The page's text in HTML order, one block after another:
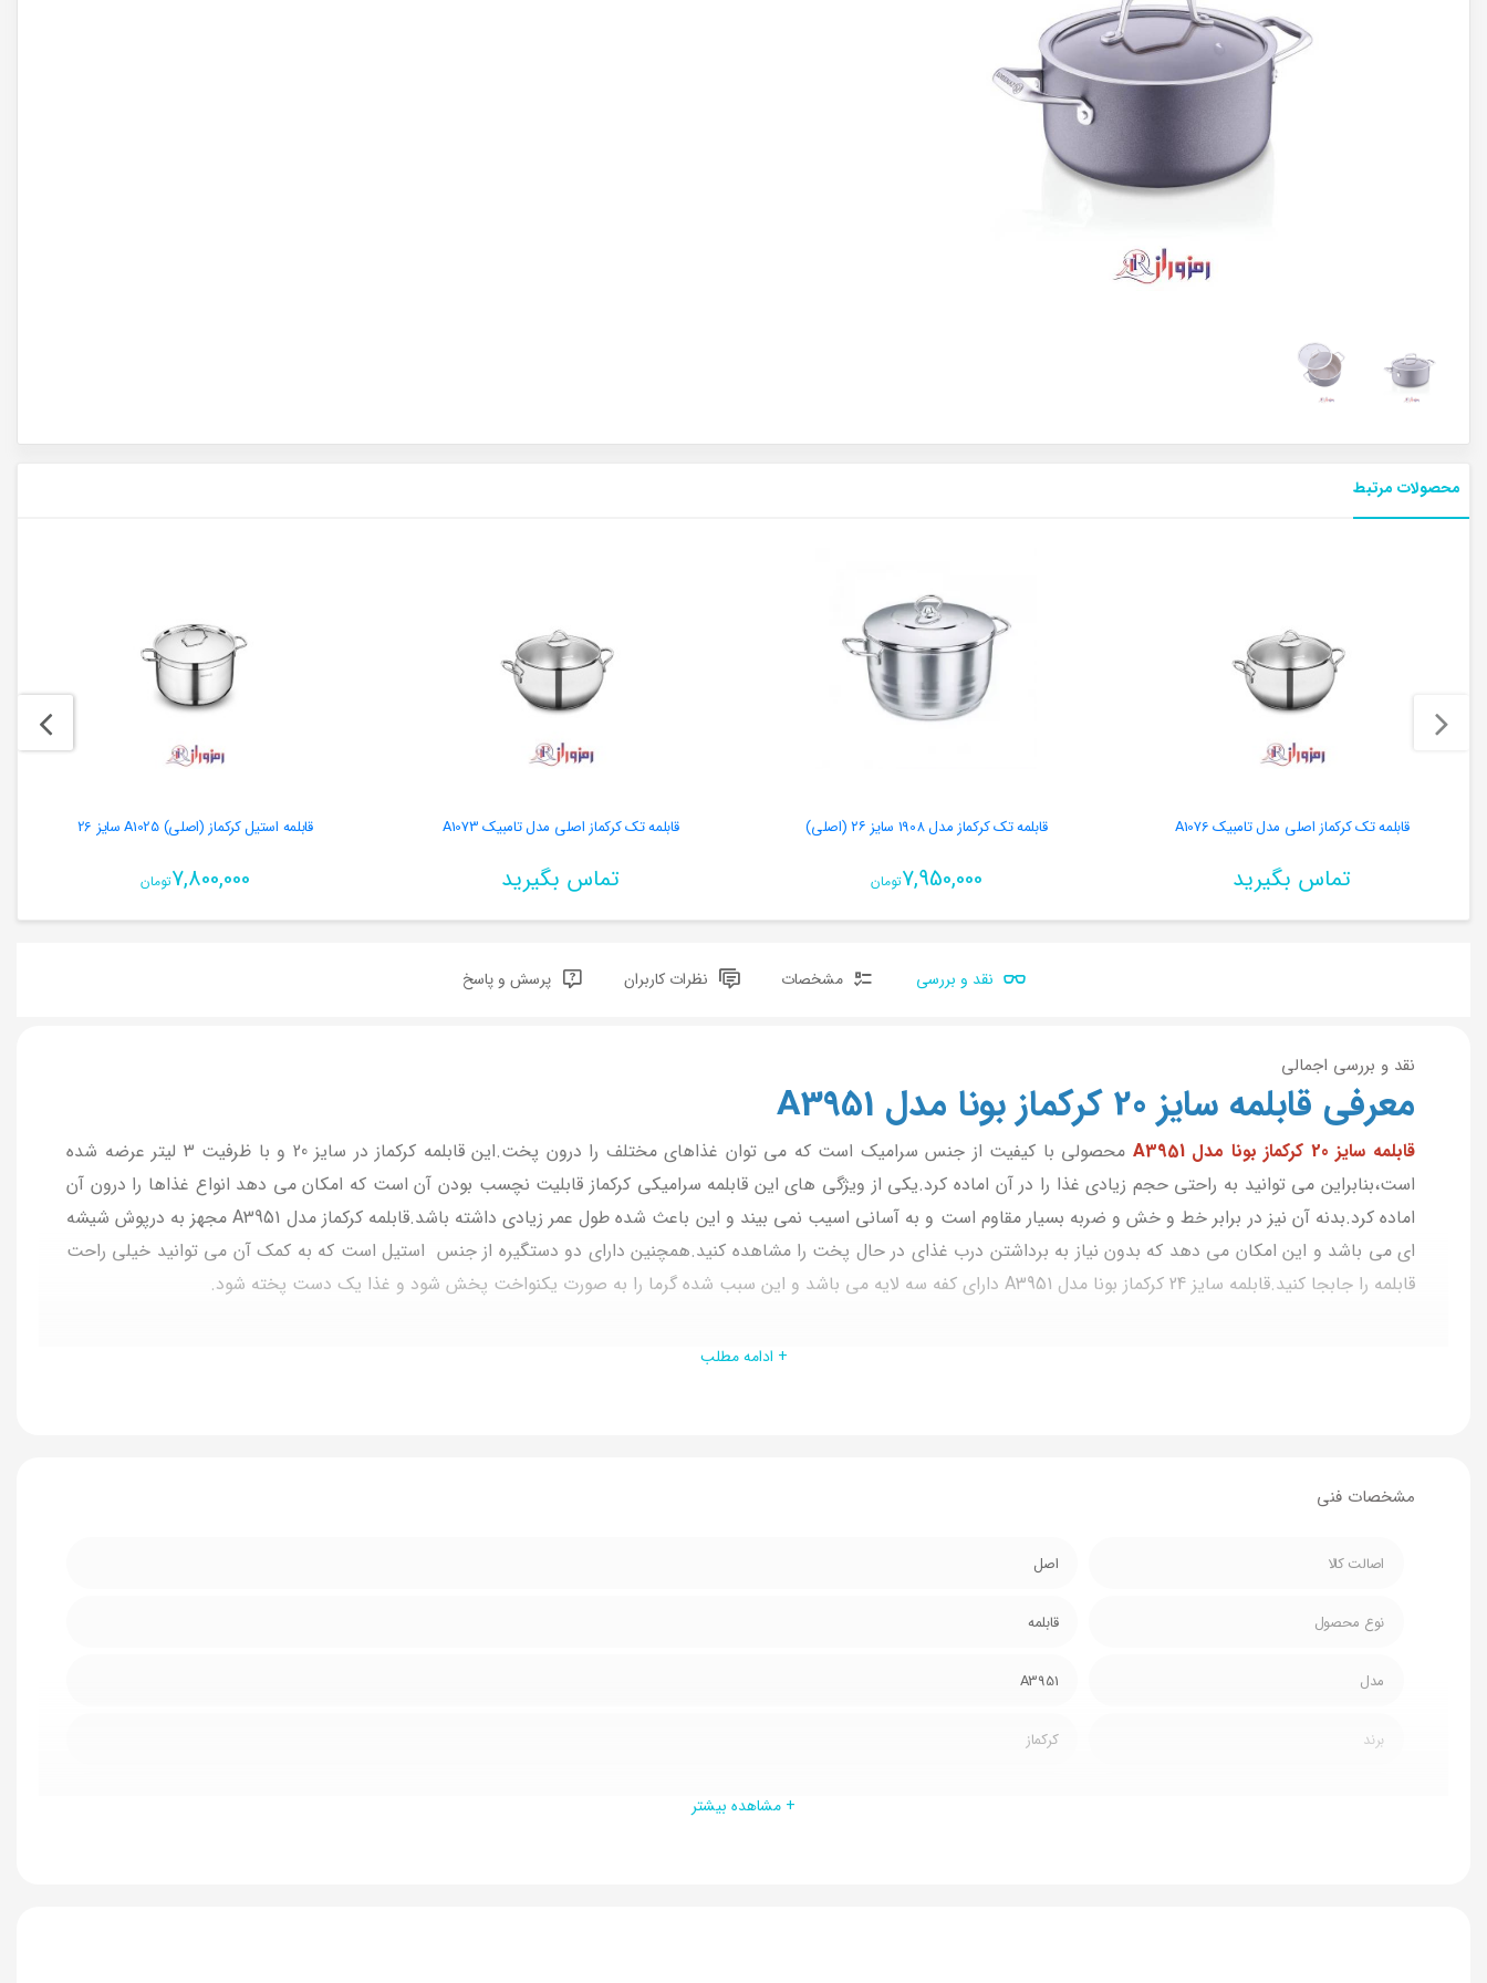
محصولات مرتبط
قابلمه تک کرکماز اصلی مدل تامبیک A1076
تماس بگیرید
قابلمه تک کرکماز مدل 1908 سایز ۲۶ (اصلی)
7,950,000تومان
قابلمه تک کرکماز اصلی مدل تامبیک A1073
تماس بگیرید
قابلمه استیل کرکماز (اصلی) A1025 سایز 26
7,800,000تومان
نقد و بررسی مشخصات نظرات کاربران پرسش و پاسخ
نقد و بررسی اجمالی
معرفی قابلمه سایز 20 کرکماز بونا مدل A3951
قابلمه سایز 20 کرکماز بونا مدل A3951
محصولی با کیفیت از جنس سرامیک است که می توان غذاهای مختلف را درون پخت.این قابلمه کرکماز در سایز 20 و با ظرفیت 3 لیتر عرضه شده
است،بنابراین می توانید به راحتی حجم زیادی غذا را در آن اماده کرد.یکی از ویژگی های این قابلمه سرامیکی کرکماز قابلیت نچسب بودن آن است که امکان می دهد انواع غذاها را درون آن
اماده کرد.بدنه آن نیز در برابر خط و خش و ضربه بسیار مقاوم است و به آسانی اسیب نمی بیند و این باعث شده طول عمر زیادی داشته باشد.قابلمه کرکماز مدل A3951 مجهز به درپوش شیشه
ای می باشد و این امکان می دهد که بدون نیاز به برداشتن درب غذای در حال پخت را مشاهده کنید.همچنین دارای دو دستگیره از جنس استیل است که به کمک آن می توانید خیلی راحت
قابلمه را جابجا کنید.قابلمه سایز 24 کرکماز بونا مدل A3951 دارای کفه سه لایه می باشد و این سبب شده گرما را به صورت یکنواخت پخش شود و غذا یک دست پخته شود.
+ ادامه مطلب
مشخصات فنی
اصالت کالا اصل
نوع محصول قابلمه
مدل A3951
برند کرکماز
+ مشاهده بیشتر